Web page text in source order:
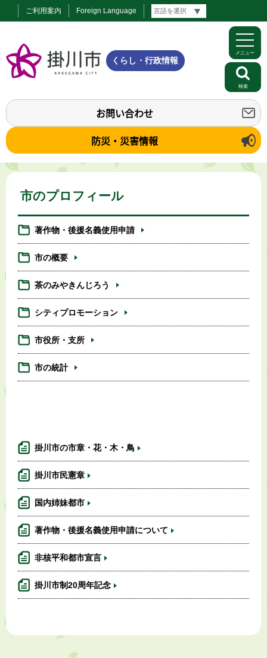
ご利用案内 Foreign Language
くらし・行政情報
お問い合わせ
防災・災害情報
メニュー
検索
市のプロフィール
著作物・後援名義使用申請
市の概要
茶のみやきんじろう
シティプロモーション
市役所・支所
市の統計
掛川市の市章・花・木・鳥
掛川市民憲章
国内姉妹都市
著作物・後援名義使用申請について
非核平和都市宣言
掛川市制20周年記念